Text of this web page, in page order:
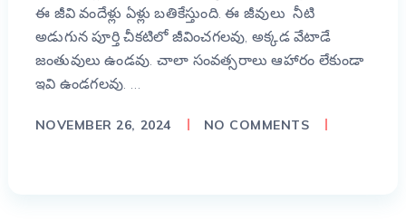
ఈ జీవి వందేళ్లు ఏళ్లు బతికేస్తుంది. ఈ జీవులు నీటి
అడుగున పూర్తి చీకటిలో జీవించగలవు, అక్కడ వేటాడే
జంతువులు ఉండవు. చాలా సంవత్సరాలు ఆహారం లేకుండా
ఇవి ఉండగలవు. …
NOVEMBER 26, 2024 NO COMMENTS